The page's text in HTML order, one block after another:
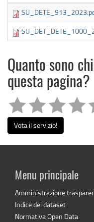
Quanto sono
questa pagina?
Vota il servizio!
Menu principale
Amministrazione
Indice dei dataset
Normativa Open Data